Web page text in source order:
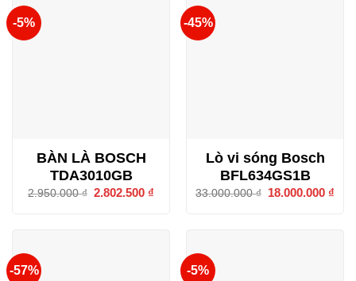
-5%
BÀN LÀ BOSCH
TDA3010GB
2.950.000₫ Giá
2.802.500 ₫
2.802.500 ₫.
-45%
Lò vi sóng Bosch
BFL634GS1B
33.000.000₫
Giá
18.000.000 ₫
-57% -5%